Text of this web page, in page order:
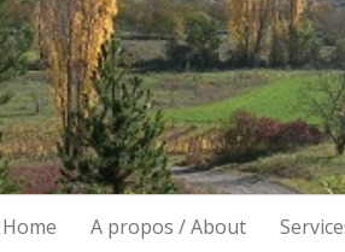
A propos / About